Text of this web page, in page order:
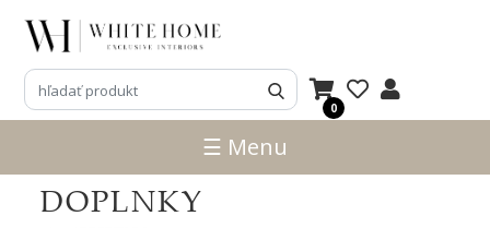
0
3D
NÁVRHY
NOVINKY
PRODUKTY
☰ Menu
DOPLNKY